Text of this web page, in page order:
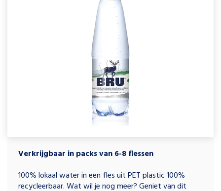
Verkrijgbaar in packs van 6-8 flessen
100% lokaal water in een fles uit PET plastic 100%
recycleerbaar. Wat wil je nog meer? Geniet van dit